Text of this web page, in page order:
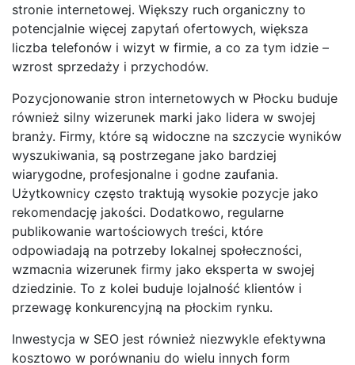
stronie internetowej. Większy ruch organiczny to
potencjalnie więcej zapytań ofertowych, większa
liczba telefonów i wizyt w firmie, a co za tym idzie –
wzrost sprzedaży i przychodów.
Pozycjonowanie stron internetowych w Płocku buduje
również silny wizerunek marki jako lidera w swojej
branży. Firmy, które są widoczne na szczycie wyników
wyszukiwania, są postrzegane jako bardziej
wiarygodne, profesjonalne i godne zaufania.
Użytkownicy często traktują wysokie pozycje jako
rekomendację jakości. Dodatkowo, regularne
publikowanie wartościowych treści, które
odpowiadają na potrzeby lokalnej społeczności,
wzmacnia wizerunek firmy jako eksperta w swojej
dziedzinie. To z kolei buduje lojalność klientów i
przewagę konkurencyjną na płockim rynku.
Inwestycja w SEO jest również niezwykle efektywna
kosztowo w porównaniu do wielu innych form